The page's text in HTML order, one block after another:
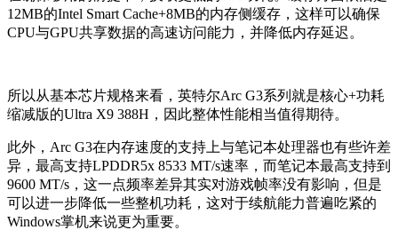
12MB的Intel Smart Cache+8MB的内存侧缓存，这样可以确保
CPU与GPU共享数据的高速访问能力，并降低内存延迟。
所以从基本芯片规格来看，英特尔Arc G3系列就是核心+功耗
缩减版的Ultra X9 388H，因此整体性能相当值得期待。
此外，Arc G3在内存速度的支持上与笔记本处理器也有些许差
异，最高支持LPDDR5x 8533 MT/s速率，而笔记本最高支持到
9600 MT/s，这一点频率差异其实对游戏帧率没有影响，但是
可以进一步降低一些整机功耗，这对于续航能力普遍吃紧的
Windows掌机来说更为重要。